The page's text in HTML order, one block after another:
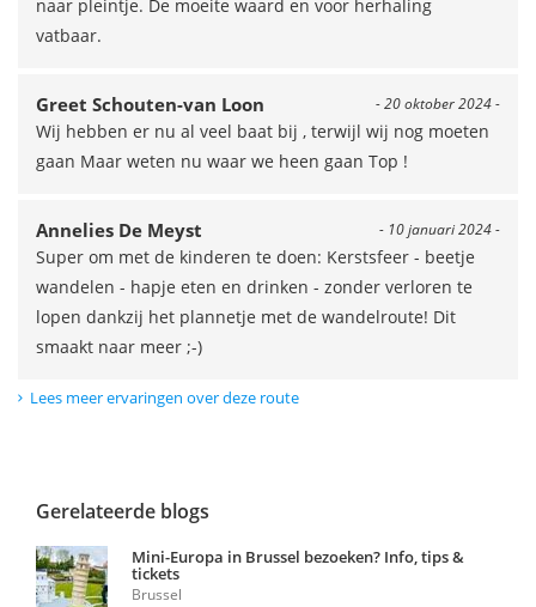
naar pleintje. De moeite waard en voor herhaling
vatbaar.
- 20 oktober 2024 -
Greet Schouten-van Loon
Wij hebben er nu al veel baat bij , terwijl wij nog moeten
gaan Maar weten nu waar we heen gaan Top !
- 10 januari 2024 -
Annelies De Meyst
Super om met de kinderen te doen: Kerstsfeer - beetje
wandelen - hapje eten en drinken - zonder verloren te
lopen dankzij het plannetje met de wandelroute! Dit
smaakt naar meer ;-)
Lees meer ervaringen over deze route
Gerelateerde blogs
Mini-Europa in Brussel bezoeken? Info, tips &
tickets
Brussel